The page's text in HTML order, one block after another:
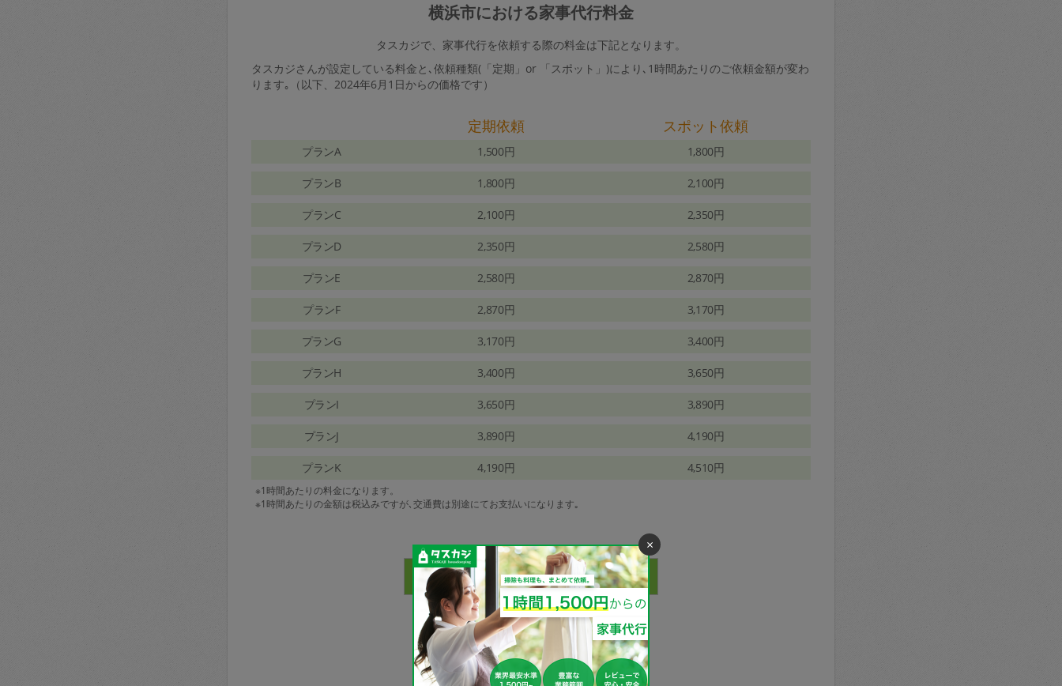
横浜市における家事代行料金
タスカジで、家事代行を依頼する際の料金は下記となります。
タスカジさんが設定している料金と､依頼種類(「定期」or 「スポット」)により､1時間あたりのご依頼金額が変わ
ります｡（以下、2024年6月1日からの価格です）
定期依頼 スポット依頼
プランA 1,500円 1,800円
プランB 1,800円 2,100円
プランC 2,100円 2,350円
プランD 2,350円 2,580円
プランE 2,580円 2,870円
プランF 2,870円 3,170円
プランG 3,170円 3,400円
プランH 3,400円 3,650円
プランI 3,650円 3,890円
プランJ 3,890円 4,190円
プランK 4,190円 4,510円
※1時間あたりの料金になります。
※1時間あたりの金額は税込みですが､交通費は別途にてお支払いになります｡
家事代行サービスの種類
×